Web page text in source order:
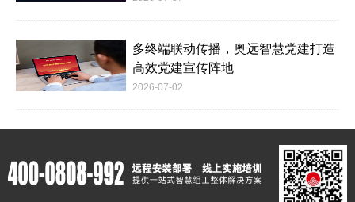
多终端联动传播，奥远智慧党建打造
高效党建宣传阵地
2026-07-02